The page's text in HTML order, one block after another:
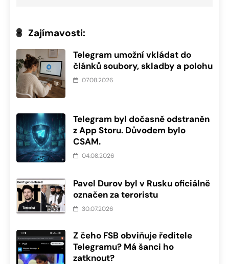
Zajímavosti:
Telegram umožní vkládat do
článků soubory, skladby a polohu
07.08.2026
Telegram byl dočasně odstraněn
z App Storu. Důvodem bylo
CSAM.
04.08.2026
Pavel Durov byl v Rusku oficiálně
označen za teroristu
30.07.2026
Z čeho FSB obviňuje ředitele
Telegramu? Má šanci ho
zatknout?